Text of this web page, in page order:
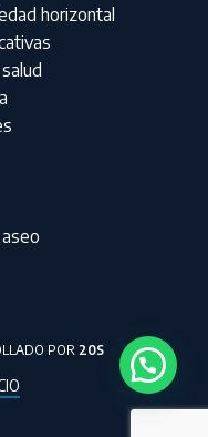
horizontal
POR 20S